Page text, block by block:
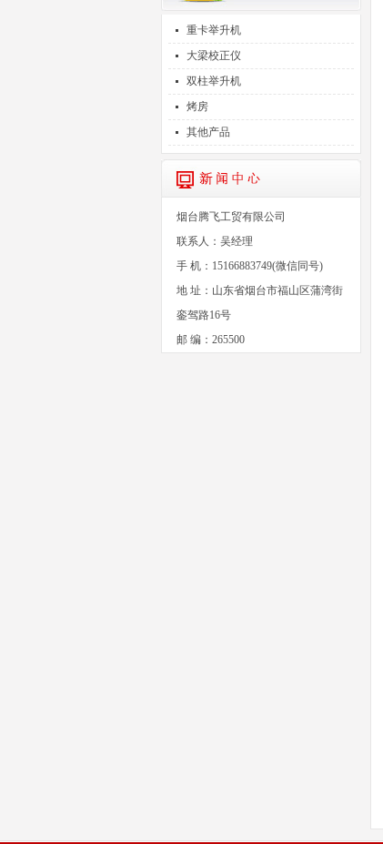
重卡举升机
大梁校正仪
双柱举升机
烤房
其他产品
烟台腾飞工贸有限公司
联系人：吴经理
手 机：15166883749(微信同号)
地 址：山东省烟台市福山区蒲湾街
銮驾路16号
邮 编：265500